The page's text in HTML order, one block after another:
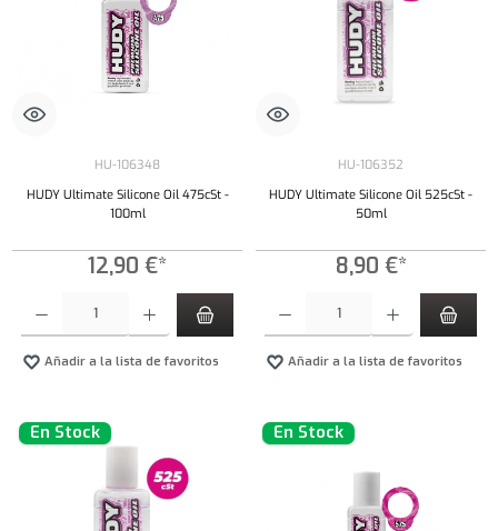
HU-106348
HUDY Ultimate Silicone Oil 475cSt -
100ml
12,90 €*
Añadir a la lista de favoritos
HU-106352
HUDY Ultimate Silicone Oil 525cSt -
50ml
8,90 €*
Añadir a la lista de favoritos
En Stock En Stock